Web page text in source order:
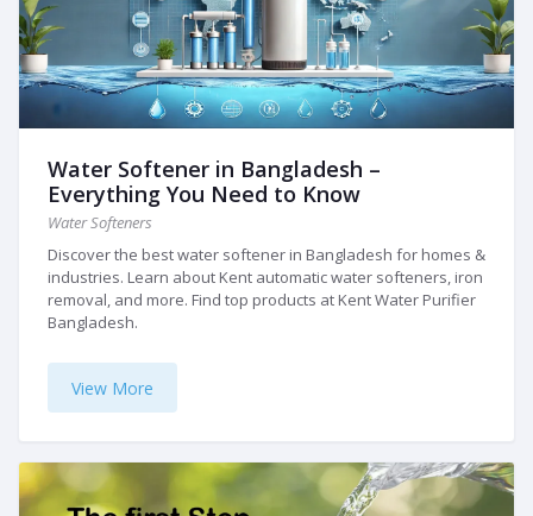
Water Softener in Bangladesh –
Everything You Need to Know
Water Softeners
Discover the best water softener in Bangladesh for homes &
industries. Learn about Kent automatic water softeners, iron
removal, and more. Find top products at Kent Water Purifier
Bangladesh.
View More